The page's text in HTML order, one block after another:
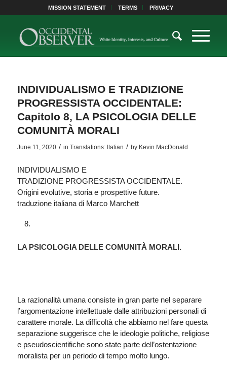
MISSION STATEMENT TERMS PRIVACY
INDIVIDUALISMO E TRADIZIONE
PROGRESSISTA OCCIDENTALE:
Capitolo 8, LA PSICOLOGIA DELLE
COMUNITÀ MORALI
June 11, 2020 / in Translations: Italian / by Kevin MacDonald
INDIVIDUALISMO E
TRADIZIONE PROGRESSISTA OCCIDENTALE.
Origini evolutive, storia e prospettive future.
traduzione italiana di Marco Marchett
LA PSICOLOGIA DELLE COMUNITÀ MORALI.
La razionalità umana consiste in gran parte nel separare
l’argomentazione intellettuale dalle attribuzioni personali di
carattere morale. La difficoltà che abbiamo nel fare questa
separazione suggerisce che le ideologie politiche, religiose
e pseudoscientifiche sono state parte dell’ostentazione
moralista per un periodo di tempo molto lungo.